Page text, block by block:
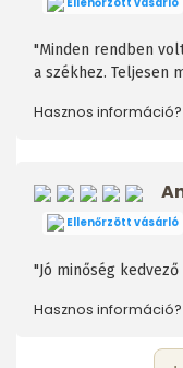
"Minden rendben
a székhez. Teljesen
Hasznos információ?
Ellenőrzött vásárló
"Jó minőség
Hasznos információ?